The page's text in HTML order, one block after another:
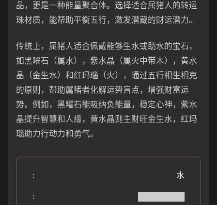
品，更是一种能量聚合体。选择适合属猪人的转运
珠材质，能帮助平衡五行，激发潜藏的财运潜力。
传统上，属猪人适合佩戴能够生水或助水的宝石，
如黑曜石（属水），紫水晶（属火中带木），黄水
晶（金生水）和红玛瑙（火），通过五行相生相克
的原则，帮助属猪者化解运势盲点，增强财富运
势。例如，黑曜石能吸纳负能量，稳定心神，紫水
晶提升智慧和人缘，黄水晶则主财旺金生水，红玛
瑙助力行动力和勇气。
水